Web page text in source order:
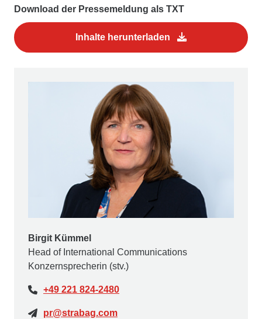
Download der Pressemeldung als TXT
Inhalte herunterladen
Birgit Kümmel
Head of International Communications
Konzernsprecherin (stv.)
+49 221 824-2480
pr@strabag.com